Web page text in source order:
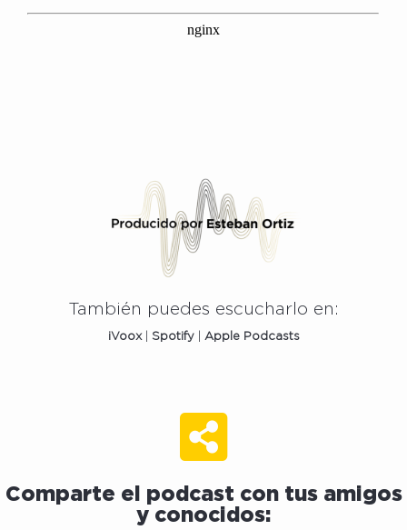
También puedes escucharlo en:
iVoox| Spotify| Apple Podcasts
Comparte el podcast con tus amigos
y conocidos: